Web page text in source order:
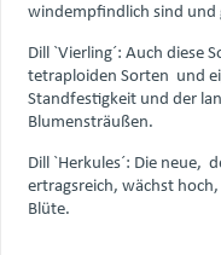
windempfindlich sind und
Dill `Vierling´: Auch diese
tetraploiden Sorten und
Standfestigkeit und der
Blumensträußen.
Dill `Herkules´: Die neue,
ertragsreich, wächst
Blüte.